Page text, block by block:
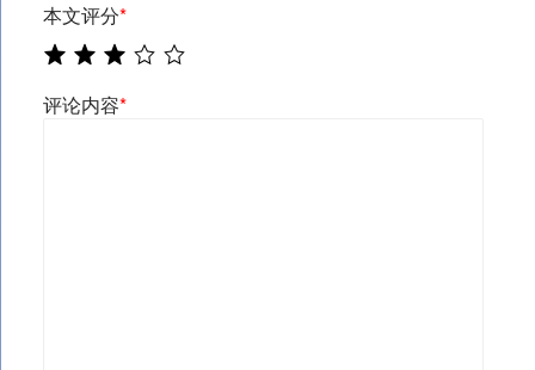
本文评分*
评论内容*